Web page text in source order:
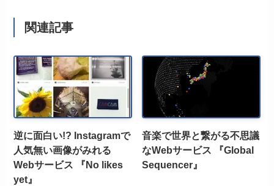
関連記事
逆に面白い!? Instagramで
人気無い画像がみれる
Webサービス 『No likes
yet』
音楽で世界と繋がる不思議
なWebサービス 『Global
Sequencer』